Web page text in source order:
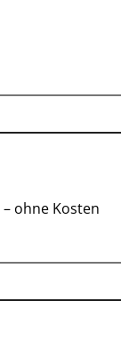
ohne Kosten